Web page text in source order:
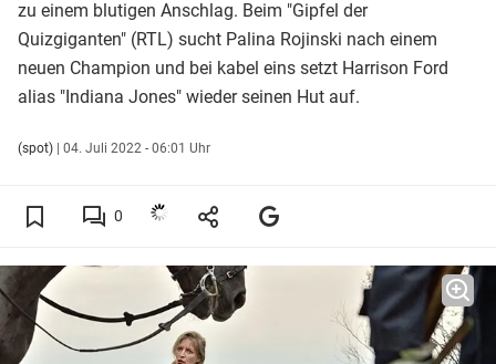
zu einem blutigen Anschlag. Beim "Gipfel der
Quizgiganten" (RTL) sucht Palina Rojinski nach einem
neuen Champion und bei kabel eins setzt Harrison Ford
alias "Indiana Jones" wieder seinen Hut auf.
(spot) | 04. Juli 2022 - 06:01 Uhr
0